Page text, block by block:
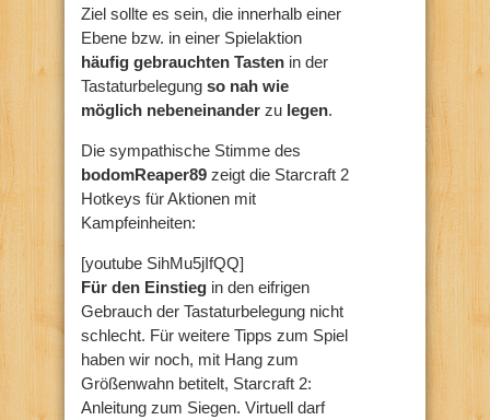
Ziel sollte es sein, die innerhalb einer
Ebene bzw. in einer Spielaktion
häufig gebrauchten Tasten in der
Tastaturbelegung so nah wie
möglich nebeneinander zu legen.
Die sympathische Stimme des
bodomReaper89 zeigt die Starcraft 2
Hotkeys für Aktionen mit
Kampfeinheiten:
[youtube SihMu5jIfQQ]
Für den Einstieg in den eifrigen
Gebrauch der Tastaturbelegung nicht
schlecht. Für weitere Tipps zum Spiel
haben wir noch, mit Hang zum
Größenwahn betitelt, Starcraft 2:
Anleitung zum Siegen. Virtuell darf